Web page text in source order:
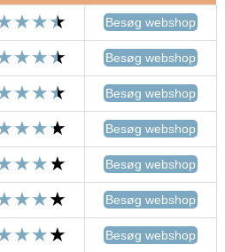
Besøg webshop
Besøg webshop
Besøg webshop
Besøg webshop
Besøg webshop
Besøg webshop
Besøg webshop